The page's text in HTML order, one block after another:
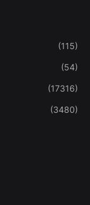
(115)
(54)
(17316)
(3480)